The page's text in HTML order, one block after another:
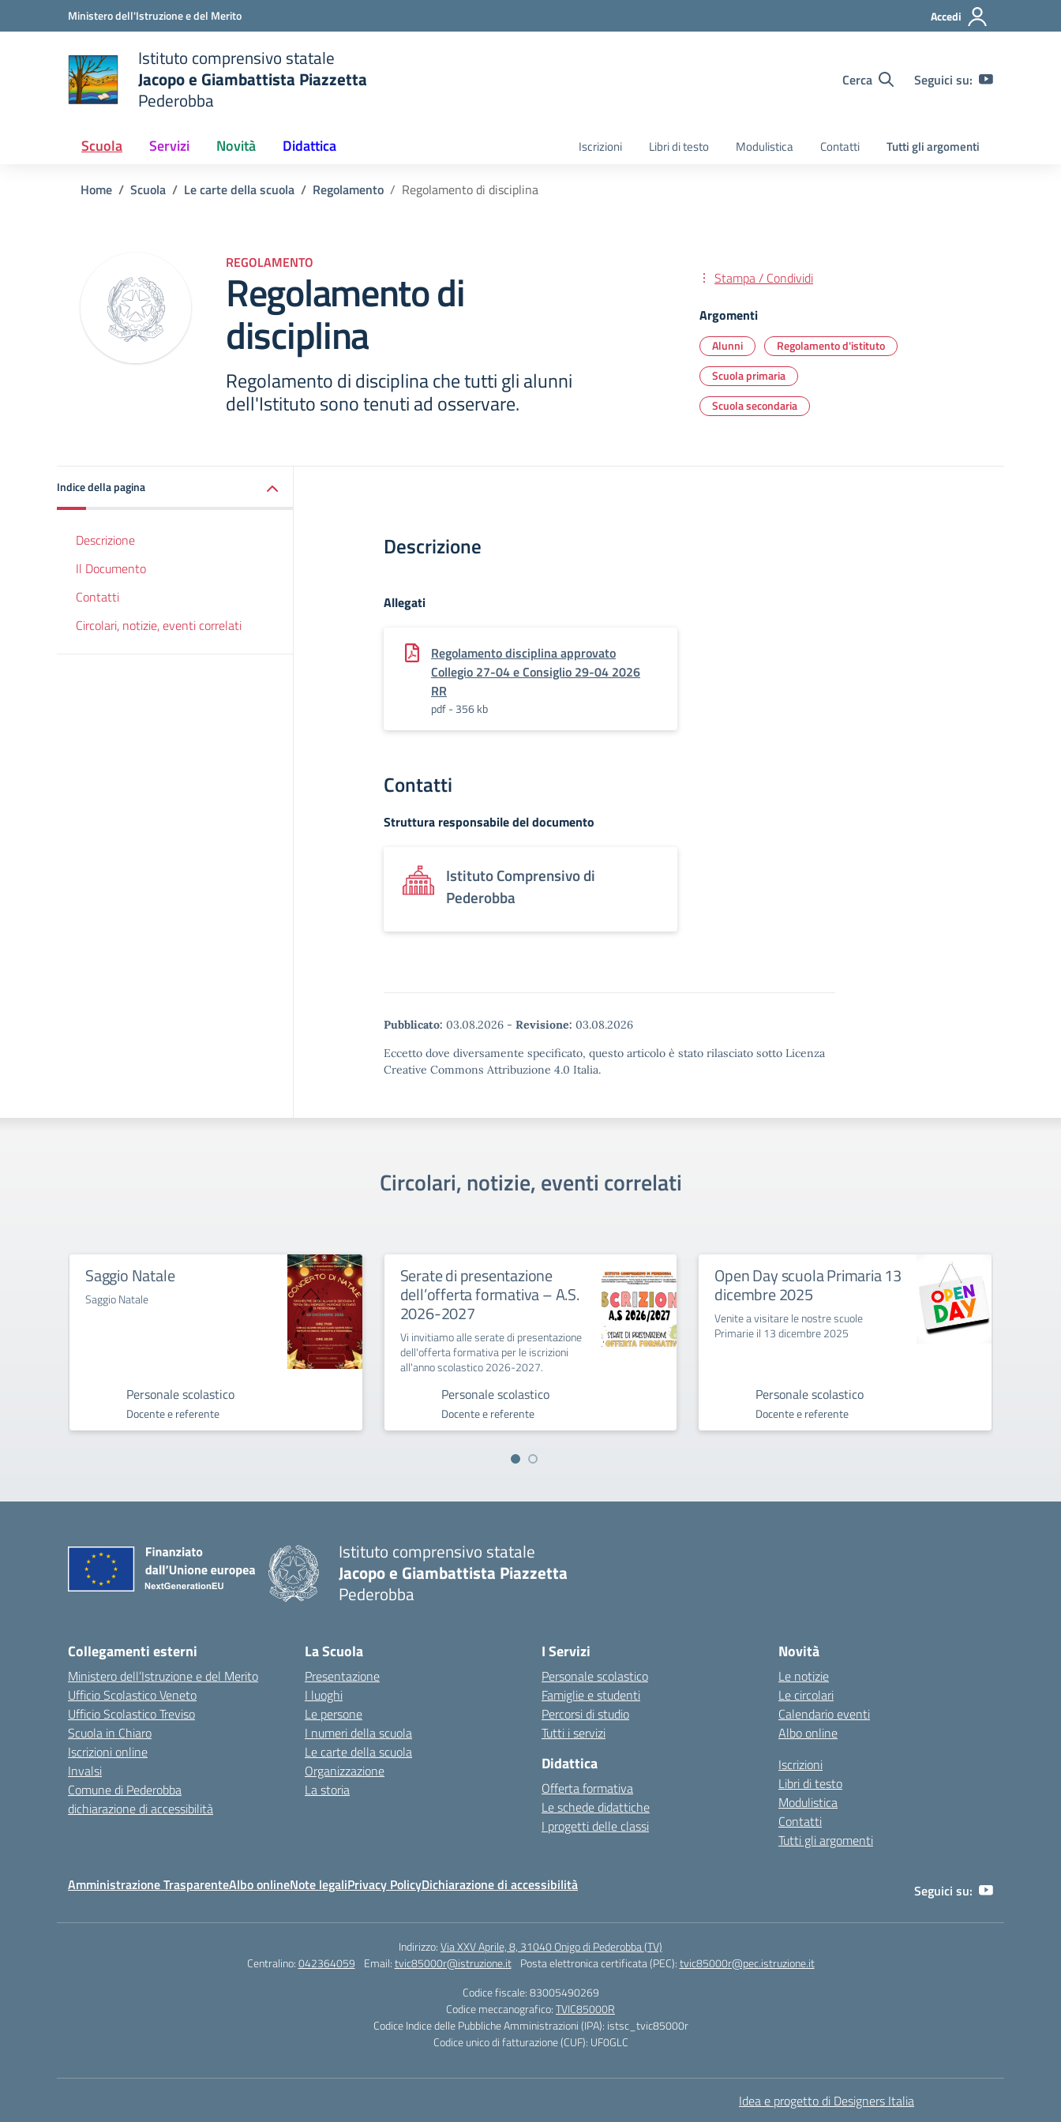
Vai ai contenuti
Vai al menu di navigazioneMinistero dell'Istruzione e del Merito Accedi
scuola
Istituto comprensivo statale
Jacopo e Giambattista Piazzetta
Pederobba
Cerca Seguici su:
Scuola Servizi Novità Didattica Iscrizioni Libri di testo Modulistica Contatti Tutti gli argomenti
Home Scuola Le carte della scuola Regolamento Regolamento di disciplina
REGOLAMENTO
Regolamento di
disciplina
Regolamento di disciplina che tutti gli alunni
dell'Istituto sono tenuti ad osservare.
Stampa / Condividi
Argomenti
Alunni
Regolamento d'istituto
Scuola primaria
Scuola secondaria
Indice della pagina
Descrizione
Il Documento
Contatti
Circolari, notizie, eventi correlati
Descrizione
Allegati
Regolamento disciplina approvato
Collegio 27-04 e Consiglio 29-04 2026
RR
pdf - 356 kb
Contatti
Struttura responsabile del documento
Istituto Comprensivo di
Pederobba
Pubblicato: 03.08.2026 - Revisione: 03.08.2026
Eccetto dove diversamente specificato, questo articolo è stato rilasciato sotto Licenza
Creative Commons Attribuzione 4.0 Italia.
Circolari, notizie, eventi correlati
Saggio Natale
Saggio Natale
Personale scolastico
Docente e referente
Serate di presentazione
dell’offerta formativa – A.S.
2026-2027
Vi invitiamo alle serate di presentazione
dell'offerta formativa per le iscrizioni
all'anno scolastico 2026-2027.
Personale scolastico
Docente e referente
Open Day scuola Primaria 13
dicembre 2025
Venite a visitare le nostre scuole
Primarie il 13 dicembre 2025
Personale scolastico
Docente e referente
Istituto comprensivo statale
Jacopo e Giambattista Piazzetta
Pederobba
Collegamenti esterni
Ministero dell’Istruzione e del Merito
Ufficio Scolastico Veneto
Ufficio Scolastico Treviso
Scuola in Chiaro
Iscrizioni online
Invalsi
Comune di Pederobba
dichiarazione di accessibilità
La Scuola
Presentazione
I luoghi
Le persone
I numeri della scuola
Le carte della scuola
Organizzazione
La storia
I Servizi
Personale scolastico
Famiglie e studenti
Percorsi di studio
Tutti i servizi
Didattica
Offerta formativa
Le schede didattiche
I progetti delle classi
Novità
Le notizie
Le circolari
Calendario eventi
Albo online
Iscrizioni
Libri di testo
Modulistica
Contatti
Tutti gli argomenti
Amministrazione TrasparenteAlbo onlineNote legaliPrivacy PolicyDichiarazione di accessibilità Seguici su:
Indirizzo:Via XXV Aprile, 8, 31040 Onigo di Pederobba (TV)
Centralino:042364059 Email:tvic85000r@istruzione.it Posta elettronica certificata (PEC):tvic85000r@pec.istruzione.it
Codice fiscale: 83005490269
Codice meccanografico:TVIC85000R
Codice Indice delle Pubbliche Amministrazioni (IPA): istsc_tvic85000r
Codice unico di fatturazione (CUF): UF0GLC
Idea e progetto di Designers Italia